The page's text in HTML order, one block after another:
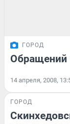
ГОРОД
Обращений
14 апреля, 2008,
ГОРОД